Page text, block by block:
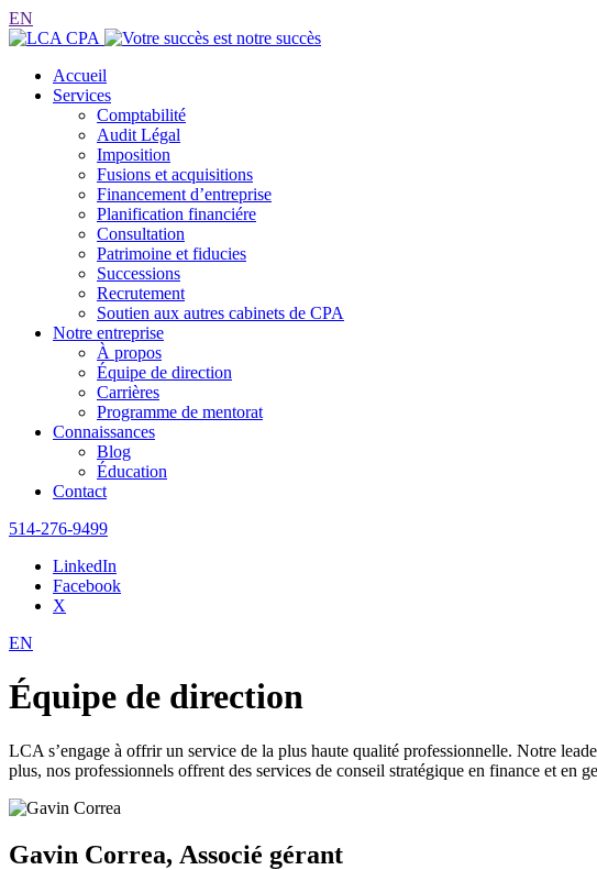
EN
Accueil
Services
Comptabilité
Audit Légal
Imposition
Fusions et acquisitions
Financement d’entreprise
Planification financiére
Consultation
Patrimoine et fiducies
Successions
Recrutement
Soutien aux autres cabinets de CPA
Notre entreprise
À propos
Équipe de direction
Carrières
Programme de mentorat
Connaissances
Blog
Éducation
Contact
514-276-9499
LinkedIn
Facebook
X
EN
Équipe de direction
LCA s’engage à offrir un service de la plus haute qualité professionnelle. Notre
plus, nos professionnels offrent des services de conseil stratégique en finance et en
Gavin Correa, Associé gérant